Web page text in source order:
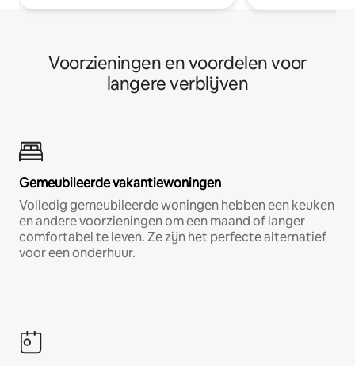
Voorzieningen en voordelen voor
langere verblijven
Gemeubileerde vakantiewoningen
Volledig gemeubileerde woningen hebben een keuken
en andere voorzieningen om een maand of langer
comfortabel te leven. Ze zijn het perfecte alternatief
voor een onderhuur.